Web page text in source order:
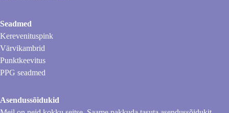
Seadmed
Kerevenituspink
Värvikambrid
Punktkeevitus
PPG seadmed
Asendussõidukid